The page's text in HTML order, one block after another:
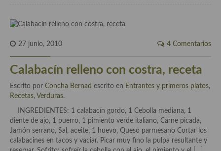
Arroces Y fideuás
Legumbres y cereales
Cuscús
Huevos
27 junio, 2010 4 Comentarios
Calabacín relleno con costra, receta
Escrito por Concha Bernad escrito en Entrantes y primeros platos,
Recetas, Verduras.
INGREDIENTES: 1 calabacín gordo, 1 Cebolla mediana, 1
diente de ajo, 1 puerro, 1 pimiento verde italiano, Carne picada,
Jamón serrano, Sal, aceite, 1 huevo, Queso parmesano Cortar los
calabacines en tacos y vaciar. Picar muy fino la pulpa resultante y